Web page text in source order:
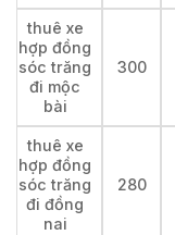
thuê xe
hợp đồng
sóc trăng
đi mộc
bài
300
thuê xe
hợp đồng
sóc trăng
đi đồng
nai
280